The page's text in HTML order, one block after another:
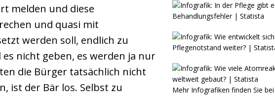
melden und diese
und quasi mit
werden soll, endlich zu
nicht geben, es werden ja nur
die Bürger tatsächlich nicht
ist der Bär los. Selbst zu
Mehr Infografiken finden Sie bei